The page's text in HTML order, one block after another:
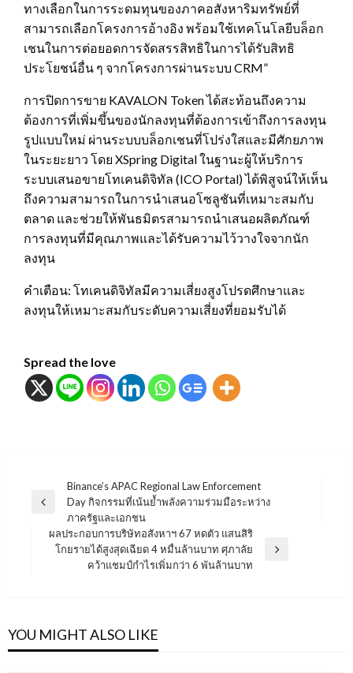
ทางเลือกในการระดมทุนของภาคอสังหาริมทรัพย์ที่
สามารถเลือกโครงการอ้างอิง พร้อมใช้เทคโนโลยีบล็อก
เชนในการต่อยอดการจัดสรรสิทธิในการได้รับสิทธิ
ประโยชน์อื่น ๆ จากโครงการผ่านระบบ CRM”
การปิดการขาย KAVALON Token ได้สะท้อนถึงความ
ต้องการที่เพิ่มขึ้นของนักลงทุนที่ต้องการเข้าถึงการลงทุน
รูปแบบใหม่ ผ่านระบบบล็อกเชนที่โปร่งใสและมีศักยภาพ
ในระยะยาว โดย XSpring Digital ในฐานะผู้ให้บริการ
ระบบเสนอขายโทเคนดิจิทัล (ICO Portal) ได้พิสูจน์ให้เห็น
ถึงความสามารถในการนำเสนอโซลูชันที่เหมาะสมกับ
ตลาด และช่วยให้พันธมิตรสามารถนำเสนอผลิตภัณฑ์
การลงทุนที่มีคุณภาพและได้รับความไว้วางใจจากนัก
ลงทุน
คำเตือน: โทเคนดิจิทัลมีความเสี่ยงสูงโปรดศึกษาและ
ลงทุนให้เหมาะสมกับระดับความเสี่ยงที่ยอมรับได้
Spread the love
แนะแนว
เรื่อง
Previous
Binance’s APAC Regional Law Enforcement
Day กิจกรรมที่เน้นย้ำพลังความร่วมมือระหว่าง
ภาครัฐและเอกชน
Next
ผลประกอบการบริษัทอสังหาฯ 67 หดตัว แสนสิริ
โกยรายได้สูงสุดเฉียด 4 หมื่นล้านบาท ศุภาลัย
คว้าแชมป์กำไรเพิ่มกว่า 6 พันล้านบาท
YOU MIGHT ALSO LIKE